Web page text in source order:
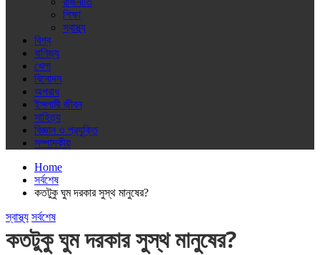
শিক্ষা
স্বাস্থ্য
বিশ্ব
বাণিজ্য
খেলা
বিনোদন
অপরাধ
ইসলামী জীবন
সাহিত্য
বিজ্ঞান ও প্রযুক্তি
সম্পাদকীয়
Home
সর্বশেষ
কতটুকু ঘুম দরকার সুস্থ মানুষের?
স্বাস্থ্য সর্বশেষ
কতটুকু ঘুম দরকার সুস্থ মানুষের?